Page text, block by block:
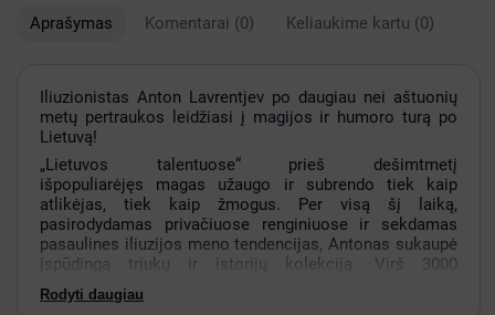
Aprašymas Komentarai (0) Keliaukime kartu (0)
Iliuzionistas Anton Lavrentjev po daugiau nei aštuonių
metų pertraukos leidžiasi į magijos ir humoro turą po
Lietuvą!
„Lietuvos talentuose“ prieš dešimtmetį
išpopuliarėjęs magas užaugo ir subrendo tiek kaip
atlikėjas, tiek kaip žmogus. Per visą šį laiką,
pasirodydamas privačiuose renginiuose ir sekdamas
pasaulines iliuzijos meno tendencijas, Antonas sukaupė
įspūdingą triukų ir istorijų kolekciją. Virš 3000
pasirodymų per savo karjerą surengęs iliuzionistas žada
gerbėjus visoje Lietuvoje priversti aikčioti iš
Rodyti daugiau